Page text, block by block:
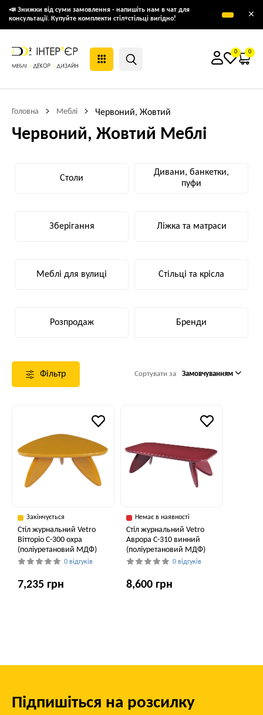
📣 Знижки від суми замовлення - напишіть нам в чат для
консультації. Купуйте комплекти стіл+стільці вигідно!
×
0 0
Головна Меблі Червоний, Жовтий
Червоний, Жовтий Меблі
Столи
Дивани, банкетки,
пуфи
Зберігання Ліжка та матраси
Меблі для вулиці Стільці та крісла
Розпродаж Бренди
Фільтр Сортувати за Замовчуванням
Закінчується
Стіл журнальний Vetro
Вітторіо C-300 охра
(поліуретановий МДФ)
0 відгуків
7,235 грн
Немає в наявності
Стіл журнальний Vetro
Аврора C-310 винний
(поліуретановий МДФ)
0 відгуків
8,600 грн
Підпишіться на розсилку